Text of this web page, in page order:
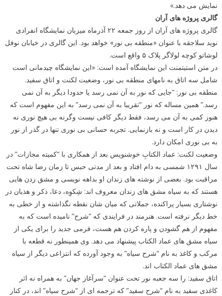
نمایش می دهد.»
گالری پروژه های آران
گالری پروژه های آران از روز جمعه ۲۲ آذرماه میزبان نمایشگاه انفرادی
نوید سلاجقه با عنوان «منطقه بی نور» خواهد بود. این گالری در خیابان نوفل
لوشاتو کوچه لولاگر پلاک ۵ واقع است.
در متن استیتمنت این نمایشگاه آمده است: «این نمایشگاه چیدمانی است
شامل سه اتاق به نامهای منطقه بی نور، وضعیت لکنت و اتاق سفید.
منطقه بی نور: “جایی که نور به آن نمی رسد یا حدودا دیگر به آن نمی
رسد.” همین مساله که نور “تقریبا به آن نمی رسد” به این مفهوم است که
هنوز کمی به آن می رسد، فقط دیگر کافی نیست وگرنه بی هیچ نوری نه
دیدن در کار است و نه بازنمایی. تجربه حسانی بی نوری تنها در گذر از نور
به بی نوری امکان دارد.
وضعیت لکنت: عماد الکتابِ خوشنویس بعد از همکاری با “کمیته مجازات” در
سال ۱۲۹۱ شمسی به دام افتاد و بعد از مدتی حبس تا زمان رضا شاه تحت
مراقبت بود. بعضی از نوشته های زندان او بداهه نویسی و مشق زدن هایی
هستند که به سیاه مشق های زندان معروف اند: شِکوِه، دعا، ذکر و هذیان در
نوشتاری بسیار پراکنده، جملاتی که میان شان نقطه نگذاشته و از خطی به
خط دیگر نرفته است. هنرمند در فرایندی که “شرح” نامیده است که به
مفهوم از هم گشودن و پاره کردن هم هست، فرمی جدید را برای یکی از
سیاه مشق های عماد الکتاب پیشنهاد می دهد. وی همینطور نه قطعه با
مرکب و کاغذ به نام “شرح سیاه” به وجود آورده که انتزاعی دیگر از سیاه
مشق های عماد الکتاب اند.
اتاق سفید: را سه جعبه نور تحت عنوان “سرآغاز جهان” به همراه نه اثر
کاغذی سفید به نام “شرح سفید” که ترجمه ای از “شرح سیاه” اند، در کنار